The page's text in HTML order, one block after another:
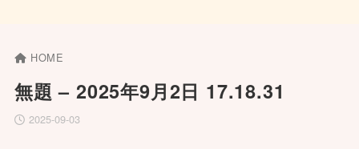
HOME
無題 – 2025年9月2日 17.18.31
2025-09-03